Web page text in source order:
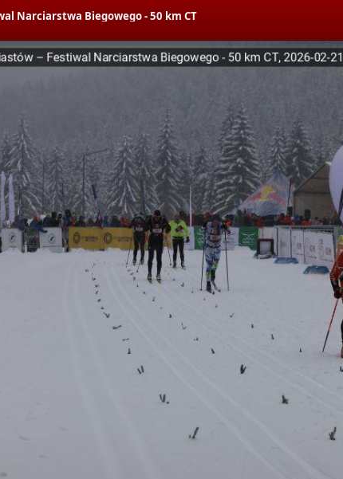
Narciarstwa Biegowego - 50 km CT